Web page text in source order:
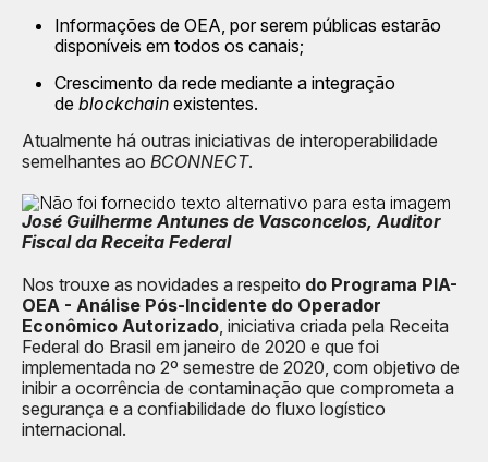
Informações de OEA, por serem públicas estarão
disponíveis em todos os canais;
Crescimento da rede mediante a integração
de blockchain existentes.
Atualmente há outras iniciativas de interoperabilidade
semelhantes ao BCONNECT.
José Guilherme Antunes de Vasconcelos, Auditor
Fiscal da Receita Federal
Nos trouxe as novidades a respeito do Programa PIA-
OEA - Análise Pós-Incidente do Operador
Econômico Autorizado, iniciativa criada pela Receita
Federal do Brasil em janeiro de 2020 e que foi
implementada no 2º semestre de 2020, com objetivo de
inibir a ocorrência de contaminação que comprometa a
segurança e a confiabilidade do fluxo logístico
internacional.